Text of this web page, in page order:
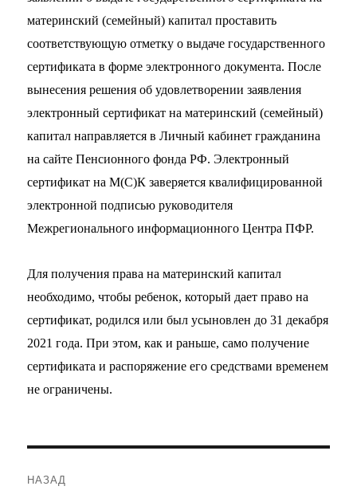
материнский (семейный) капитал проставить
соответствующую отметку о выдаче государственного
сертификата в форме электронного документа. После
вынесения решения об удовлетворении заявления
электронный сертификат на материнский (семейный)
капитал направляется в Личный кабинет гражданина
на сайте Пенсионного фонда РФ. Электронный
сертификат на М(С)К заверяется квалифицированной
электронной подписью руководителя
Межрегионального информационного Центра ПФР.
Для получения права на материнский капитал
необходимо, чтобы ребенок, который дает право на
сертификат, родился или был усыновлен до 31 декабря
2021 года. При этом, как и раньше, само получение
сертификата и распоряжение его средствами временем
не ограничены.
НАЗАД